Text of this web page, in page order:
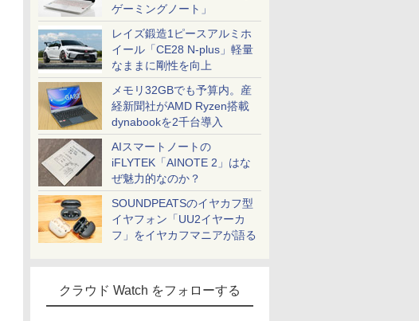
ゲーミングノート」
レイズ鍛造1ピースアルミホ
イール「CE28 N-plus」軽量
なままに剛性を向上
メモリ32GBでも予算内。産
経新聞社がAMD Ryzen搭載
dynabookを2千台導入
AIスマートノートの
iFLYTEK「AINOTE 2」はな
ぜ魅力的なのか？
SOUNDPEATSのイヤカフ型
イヤフォン「UU2イヤーカ
フ」をイヤカフマニアが語る
クラウド Watch をフォローする